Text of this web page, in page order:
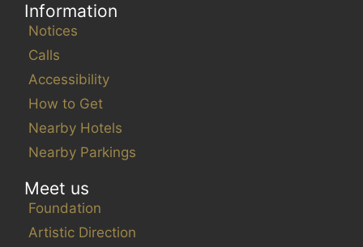
Information
Notices
Calls
Accessibility
How to Get
Nearby Hotels
Nearby Parkings
Meet us
Foundation
Artistic Direction